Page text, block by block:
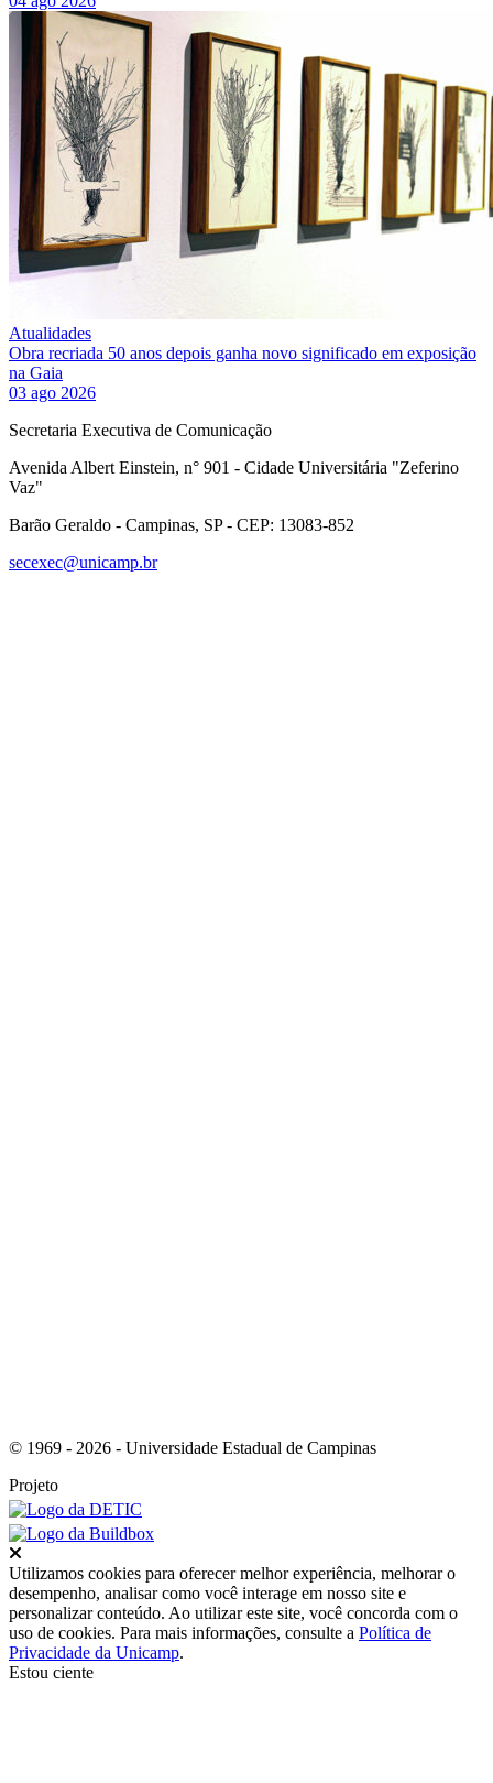
Atualidades
Obra recriada 50 anos depois ganha novo significado em exposição
na Gaia
03 ago 2026
Secretaria Executiva de Comunicação
Avenida Albert Einstein, n° 901 - Cidade Universitária "Zeferino
Vaz"
Barão Geraldo - Campinas, SP - CEP: 13083-852
secexec@unicamp.br
© 1969 - 2026 - Universidade Estadual de Campinas
Projeto
Utilizamos cookies para oferecer melhor experiência, melhorar o
desempenho, analisar como você interage em nosso site e
personalizar conteúdo. Ao utilizar este site, você concorda com o
uso de cookies. Para mais informações, consulte a Política de
Privacidade da Unicamp.
Estou ciente